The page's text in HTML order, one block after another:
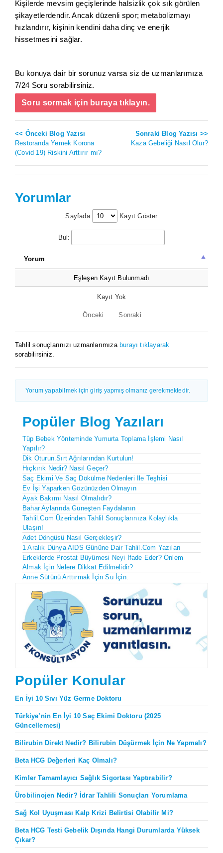
Kişilerde mevsim geçişlerinde halsizlik çok sık görülen
şikayetlerdendir. Ancak düzenli spor; metabolizmayı
hızlandırır, kişinin kendini daha dinç ve enerjik
hissetmesini sağlar.
Bu konuya dair bir sorunuz varsa siz de uzmanlarımıza
7/24 Soru sorabilirsiniz.
Soru sormak için buraya tıklayın.
<< Önceki Blog Yazısı
Restoranda Yemek Korona
(Covid 19) Riskini Arttırır mı?
Sonraki Blog Yazısı >>
Kaza Gebeliği Nasıl Olur?
Yorumlar
Sayfada Kayıt Göster
Bul:
Yorum
Eşleşen Kayıt Bulunmadı
Kayıt Yok
Önceki Sonraki
Tahlil sonuçlarınızı uzmanlarımıza burayı tıklayarak
sorabilirsiniz.
Yorum yapabilmek için giriş yapmış olmanız gerekmektedir.
Popüler Blog Yazıları
Tüp Bebek Yönteminde Yumurta Toplama İşlemi Nasıl
Yapılır?
Dik Oturun.Sırt Ağrılarından Kurtulun!
Hıçkırık Nedir? Nasıl Geçer?
Saç Ekimi Ve Saç Dökülme Nedenleri Ile Teşhisi
Ev İşi Yaparken Gözünüzden Olmayın
Ayak Bakımı Nasıl Olmalıdır?
Bahar Aylarında Güneşten Faydalanın
Tahlil.com Üzerinden Tahlil Sonuçlarınıza Kolaylıkla
Ulaşın!
Adet Döngüsü Nasıl Gerçekleşir?
1 Aralık Dünya AIDS Gününe Dair Tahlil.com Yazıları
Erkeklerde Prostat Büyümesi Neyi İfade Eder? Önlem
Almak İçin Nelere Dikkat Edilmelidir?
Anne Sütünü Arttırmak İçin Su İçin.
Popüler Konular
En İyi 10 Sıvı Yüz Germe Doktoru
Türkiye’nin En İyi 10 Saç Ekimi Doktoru (2025
Güncellemesi)
Bilirubin Direkt Nedir? Bilirubin Düşürmek İçin Ne Yapmalı?
Beta HCG Değerleri Kaç Olmalı?
Kimler Tamamlayıcı Sağlık Sigortası Yaptırabilir?
Ürobilinojen Nedir? İdrar Tahlili Sonuçları Yorumlama
Sağ Kol Uyuşması Kalp Krizi Belirtisi Olabilir Mi?
Beta HCG Testi Gebelik Dışında Hangi Durumlarda Yüksek
Çıkar?